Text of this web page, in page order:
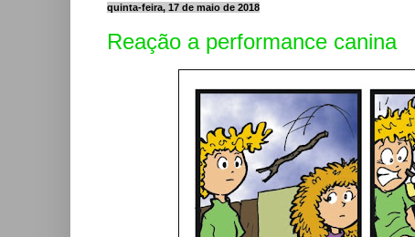
quinta-feira, 17 de maio de 2018
Reação a performance canina